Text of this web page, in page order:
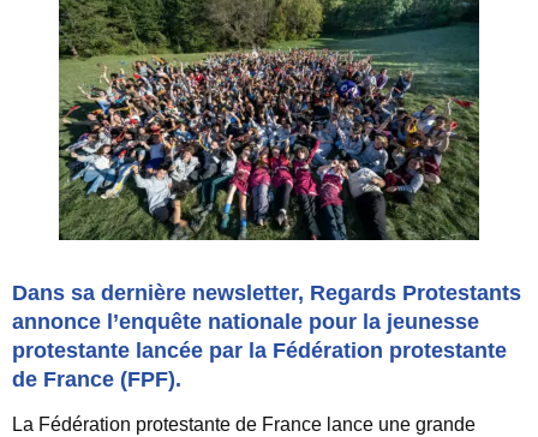
Dans sa dernière newsletter, Regards Protestants
annonce l’enquête nationale pour la jeunesse
protestante lancée par la Fédération protestante
de France (FPF).
La Fédération protestante de France lance une grande